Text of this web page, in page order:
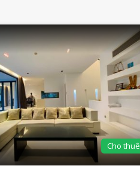
Cho thuê